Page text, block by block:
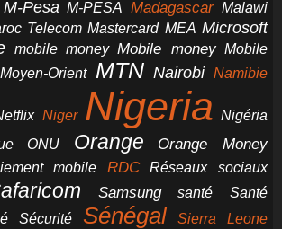
M-Pesa M-PESA Madagascar Malawi
Telecom Mastercard MEA Microsoft
mobile money Mobile money Mobile
Moyen-Orient MTN Nairobi Namibie
Niger Nigeria Nigéria
ONU Orange Orange Money
mobile RDC Réseaux sociaux
Samsung santé Santé
Sécurité Sénégal
Sierra Leone